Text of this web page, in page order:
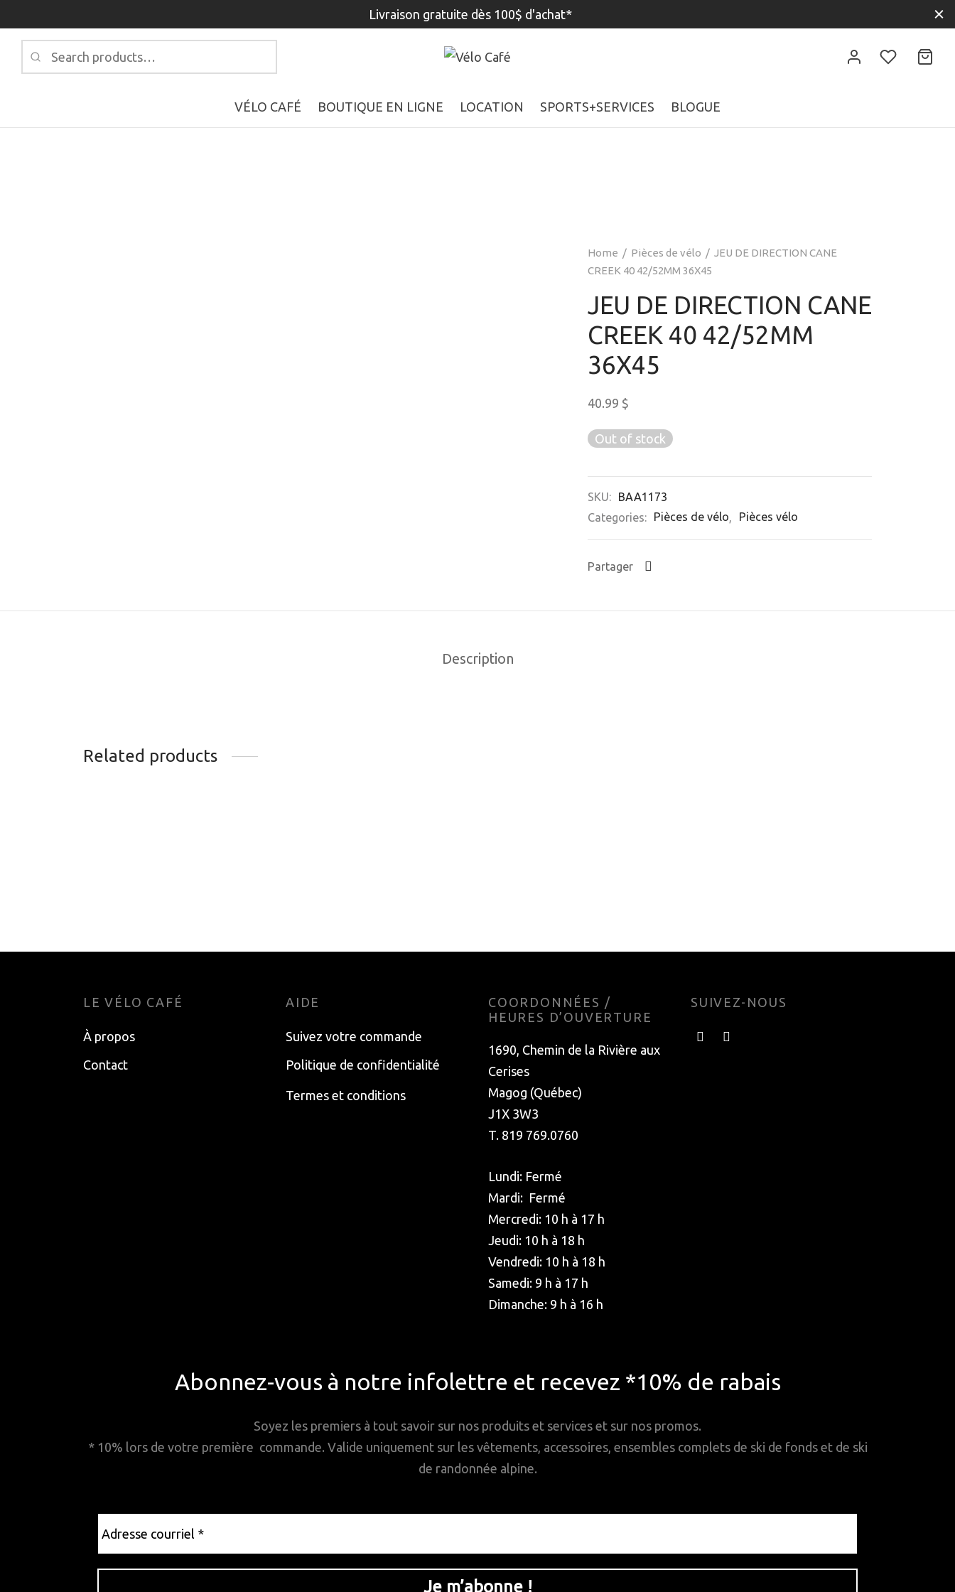
Livraison gratuite dès 100$ d'achat*
Search
for:
VÉLO CAFÉ BOUTIQUE EN LIGNE LOCATION SPORTS+SERVICES BLOGUE
Home / Pièces de vélo / JEU DE DIRECTION CANE
CREEK 40 42/52MM 36X45
JEU DE DIRECTION CANE
CREEK 40 42/52MM
36X45
40.99 $
Out of stock
SKU:
BAA1173
Categories:
Pièces de vélo, Pièces vélo
Partager
Description
Related products
Add to cart
LE VÉLO CAFÉ
À propos
Contact
AIDE
Suivez votre commande
Politique de confidentialité
Termes et conditions
COORDONNÉES /
HEURES D’OUVERTURE
1690, Chemin de la Rivière aux
Cerises
Magog (Québec)
J1X 3W3
T. 819 769.0760
Lundi: Fermé
Mardi: Fermé
Mercredi: 10 h à 17 h
Jeudi: 10 h à 18 h
Vendredi: 10 h à 18 h
Samedi: 9 h à 17 h
Dimanche: 9 h à 16 h
SUIVEZ-NOUS
Abonnez-vous à notre infolettre et recevez *10% de rabais
Soyez les premiers à tout savoir sur nos produits et services et sur nos promos.
* 10% lors de votre première commande. Valide uniquement sur les vêtements, accessoires, ensembles complets de ski de fonds et de ski
de randonnée alpine.
courriel